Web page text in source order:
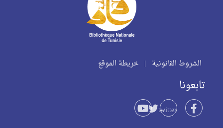
الشروط القانونية | خريطة الموقع
تابعونا
twitter